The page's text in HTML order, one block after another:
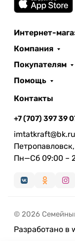
Интернет-
Компания
Покупателям
Помощь
Контакты
+7 (707) 397 39
imtatkraft@bk.ru
Пн—Сб 09:00 –
© 2026
Разработано в